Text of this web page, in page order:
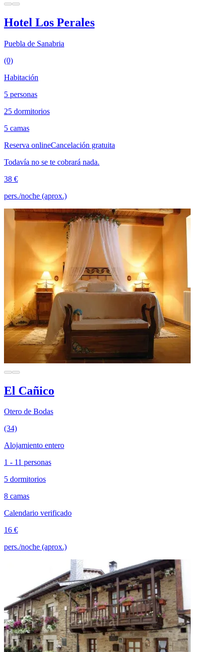
Hotel Los Perales
Puebla de Sanabria
(0)
Habitación
5 personas
25 dormitorios
5 camas
Reserva onlineCancelación gratuita
Todavía no se te cobrará nada.
38 €
pers./noche (aprox.)
El Cañico
Otero de Bodas
(34)
Alojamiento entero
1 - 11 personas
5 dormitorios
8 camas
Calendario verificado
16 €
pers./noche (aprox.)